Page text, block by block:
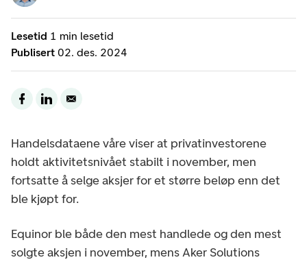
Lesetid 1 min lesetid
Publisert 02. des. 2024
Handelsdataene våre viser at privatinvestorene
holdt aktivitetsnivået stabilt i november, men
fortsatte å selge aksjer for et større beløp enn det
ble kjøpt for.
Equinor ble både den mest handlede og den mest
solgte aksjen i november, mens Aker Solutions